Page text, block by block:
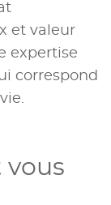
et valeur
expertise
correspond
vous